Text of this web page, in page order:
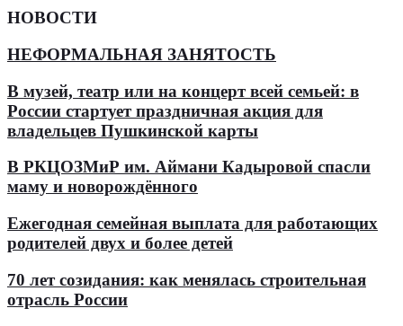
НОВОСТИ
НЕФОРМАЛЬНАЯ ЗАНЯТОСТЬ
В музей, театр или на концерт всей семьей: в
России стартует праздничная акция для
владельцев Пушкинской карты
В РКЦОЗМиР им. Аймани Кадыровой спасли
маму и новорождённого
Ежегодная семейная выплата для работающих
родителей двух и более детей
70 лет созидания: как менялась строительная
отрасль России